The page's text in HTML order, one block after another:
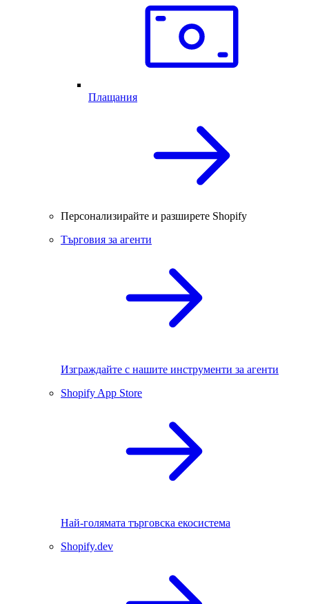
Плащания
Персонализирайте и разширете Shopify
Търговия за агенти
Изграждайте с нашите инструменти за агенти
Shopify App Store
Най-голямата търговска екосистема
Shopify.dev